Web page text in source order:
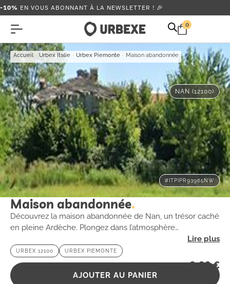
-10% EN VOUS ABONNANT À LA NEWSLETTER ! 🎉
0
Accueil - Urbex Italie - Urbex Piemonte - Maison abandonnée
NAN (12100)
#ITPIPR93965NW
Maison abandonnée
Découvrez la maison abandonnée de Nan, un trésor caché
en pleine Ardèche. Plongez dans l’atmosphère
mystérieuse de ce lieu chargé d’histoire, où le temps
semble s’être arrêté.
URBEX 12100 URBEX PIEMONTE
2,99€
AJOUTER AU PANIER